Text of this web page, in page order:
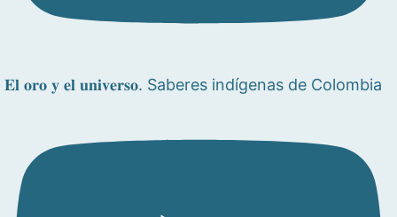
𝐄𝐥 𝐨𝐫𝐨 𝐲 𝐞𝐥 𝐮𝐧𝐢𝐯𝐞𝐫𝐬𝐨. Saberes indígenas de Colombia